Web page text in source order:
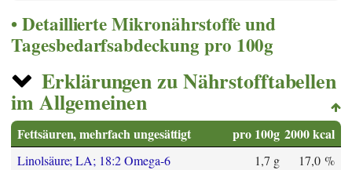
Detaillierte Mikronährstoffe und
Tagesbedarfsabdeckung pro 100g
Erklärungen zu Nährstofftabellen
im Allgemeinen
Fettsäuren, mehrfach ungesättigt pro 100g 2000 kcal
Linolsäure; LA; 18:2 Omega-6 1,7 g
17,0 %